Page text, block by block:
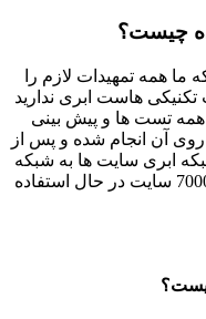
چیست؟
همه تمهیدات لازم را
تکنیکی هاست ابری ندارید
همه تست ها و پیش بینی
روی آن انجام شده و پس از
ابری سایت ها به شبکه
منتقل شده اند و در حال حاضر بیش از 7000 سایت در حال استفاده